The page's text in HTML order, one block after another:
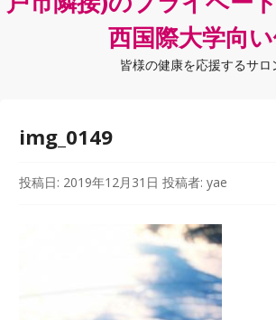
西国際大学向
皆様の健康を応援するサロ
img_0149
投稿日: 2019年12月31日 投稿者:yae